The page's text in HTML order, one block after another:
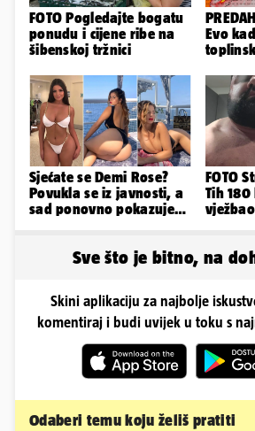
FOTO Pogledajte bogatu
ponudu i cijene ribe na
šibenskoj tržnici
Evo
Sjećate se Demi Rose?
Povukla se iz javnosti, a
sad ponovno pokazuje
FOTO
Tih
Sve što je bitno, na
Skini aplikaciju za najbolje
komentiraj i budi uvijek u toku s
Odaberi temu koju želiš pratiti